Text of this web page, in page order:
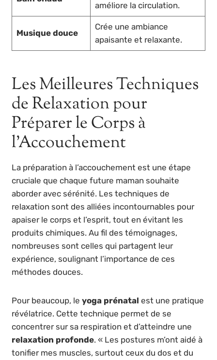
améliore la circulation.
Musique douce
Crée une ambiance
apaisante et relaxante.
Les Meilleures Techniques
de Relaxation pour
Préparer le Corps à
l’Accouchement
La préparation à l’accouchement est une étape
cruciale que chaque future maman souhaite
aborder avec sérénité. Les techniques de
relaxation sont des alliées incontournables pour
apaiser le corps et l’esprit, tout en évitant les
produits chimiques. Au fil des témoignages,
nombreuses sont celles qui partagent leur
expérience, soulignant l’importance de ces
méthodes douces.
Pour beaucoup, le yoga prénatal est une pratique
révélatrice. Cette technique permet de se
concentrer sur sa respiration et d’atteindre une
relaxation profonde. « Les postures m’ont aidé à
tonifier mes muscles, surtout ceux du dos et du